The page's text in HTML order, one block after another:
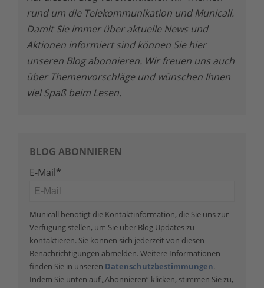
rund um die Telekommunikation und Municall.
Damit Sie immer über aktuelle News und
Aktionen informiert sind können Sie hier
unseren Blog abonnieren. Wir freuen uns auch
über Themenvorschläge und wünschen Ihnen
viel Spaß beim Lesen.
BLOG ABONNIEREN
E-Mail*
Municall benötigt die Kontaktinformation, die Sie uns zur
Verfügung stellen, um Sie über Blog Updates zu
kontaktieren. Sie können sich jederzeit von diesen
Benachrichtigungen abmelden. Weitere Informationen
finden Sie in unseren Datenschutzbestimmungen.
Indem Sie unten auf „Abonnieren“ klicken, stimmen Sie zu,